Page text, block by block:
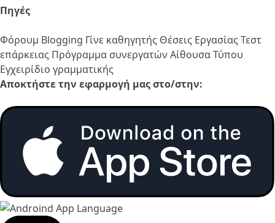
Πηγές
Φόρουμ Blogging Γίνε καθηγητής Θέσεις ΕργασίαςΤεστ
επάρκειας Πρόγραμμα συνεργατών Αίθουσα Τύπου
Εγχειρίδιο γραμματικής
Αποκτήστε την εφαρμογή μας στο/στην: